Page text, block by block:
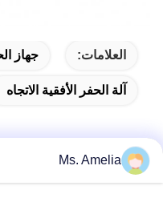
العلامات: جهاز
آلة الحفر الأفقية الاتجاه
Ms. Amelia